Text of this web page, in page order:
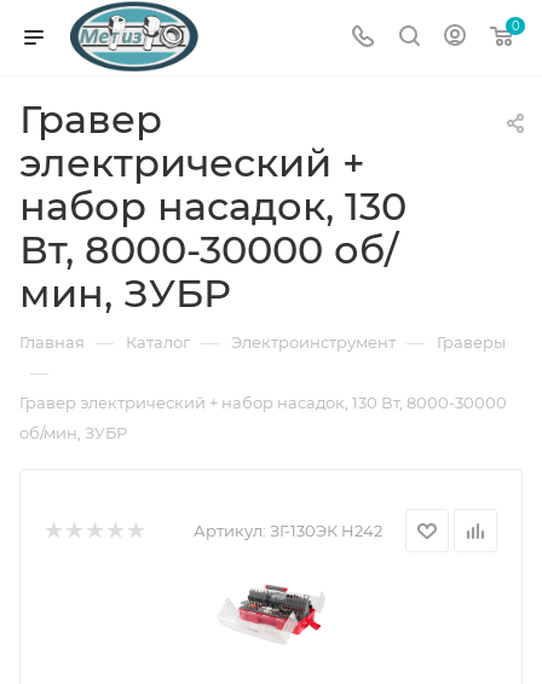
0
Гравер
электрический +
набор насадок, 130
Вт, 8000-30000 об/
мин, ЗУБР
Главная — Каталог — Электроинструмент — Граверы
—
Гравер электрический + набор насадок, 130 Вт, 8000-30000
об/мин, ЗУБР
Артикул: ЗГ-130ЭК H242